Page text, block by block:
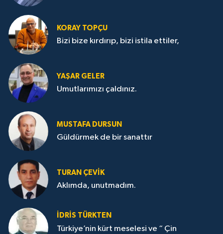
KORAY TOPÇU
Bizi bize kırdırıp, bizi istila ettiler,
YAŞAR GELER
Umutlarımızı çaldınız.
MUSTAFA DURSUN
Güldürmek de bir sanattır
TURAN ÇEVİK
Aklımda, unutmadım.
İDRİS TÜRKTEN
Türkiye’nin kürt meselesi ve “ Çin